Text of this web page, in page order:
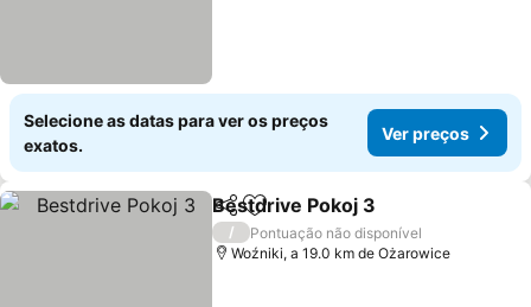
Selecione as datas para ver os preços
exatos.
Ver preços
PartilharAdicionar aos favoritos
Bestdrive Pokoj 3
/
Pontuação não disponível
Woźniki, a 19.0 km de Ożarowice